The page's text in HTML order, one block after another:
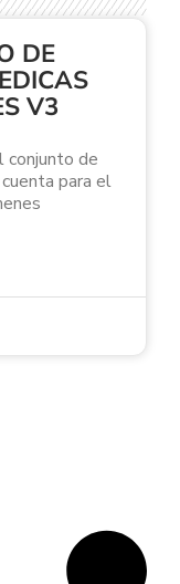
DE
V3
conjunto de
para el